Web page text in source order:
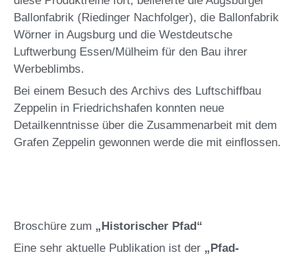
Ballonfabrik (Riedinger Nachfolger), die Ballonfabrik
Wörner in Augsburg und die Westdeutsche
Luftwerbung Essen/Mülheim für den Bau ihrer
Werbeblimbs.
Bei einem Besuch des Archivs des Luftschiffbau
Zeppelin in Friedrichshafen konnten neue
Detailkenntnisse über die Zusammenarbeit mit dem
Grafen Zeppelin gewonnen werde die mit einflossen.
Broschüre zum „Historischer Pfad“
Eine sehr aktuelle Publikation ist der „Pfad-